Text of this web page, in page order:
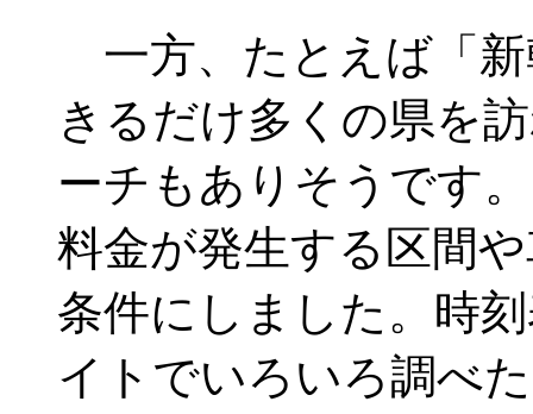
一方、たとえば「
きるだけ多くの県を
ーチもありそうです
料金が発生する区間
条件にしました。時
イトでいろいろ調べ